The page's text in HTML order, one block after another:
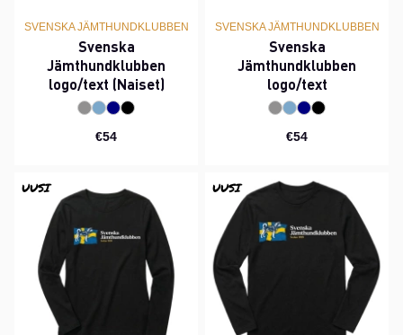
SVENSKA JÄMTHUNDKLUBBEN
Svenska
Jämthundklubben
logo/text (Naiset)
€54
SVENSKA JÄMTHUNDKLUBBEN
Svenska
Jämthundklubben
logo/text
€54
UUSI UUSI